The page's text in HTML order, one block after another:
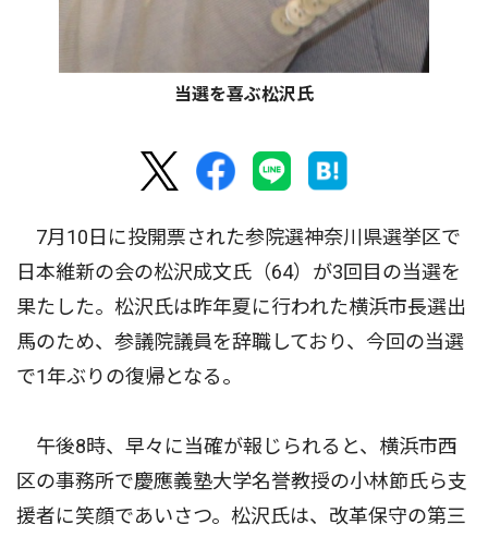
当選を喜ぶ松沢氏
7月10日に投開票された参院選神奈川県選挙区で
日本維新の会の松沢成文氏（64）が3回目の当選を
果たした。松沢氏は昨年夏に行われた横浜市長選出
馬のため、参議院議員を辞職しており、今回の当選
で1年ぶりの復帰となる。
午後8時、早々に当確が報じられると、横浜市西
区の事務所で慶應義塾大学名誉教授の小林節氏ら支
援者に笑顔であいさつ。松沢氏は、改革保守の第三